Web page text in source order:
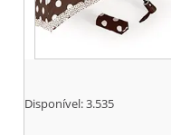
Disponível:3.535